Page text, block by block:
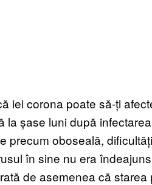
iei corona poate să-ți
la șase luni după
precum oboseală,
în sine nu era
de asemenea că